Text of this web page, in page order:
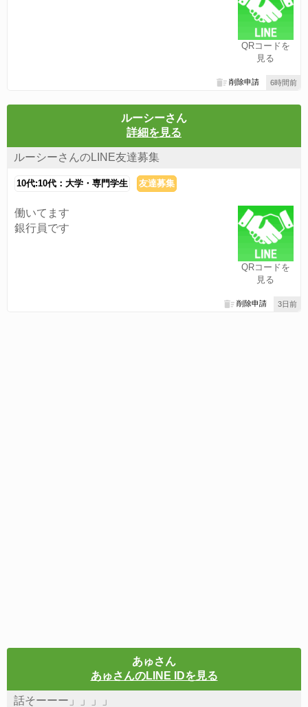
QRコードを
見る
6時間前
削除申請
ルーシーさん
詳細を見る
ルーシーさんのLINE友達募集
10代:10代：大学・専門学生 友達募集
QRコードを
見る
働いてます
銀行員です
3日前
削除申請
あゅさん
あゅさんのLINE IDを見る
話そーーー」」」」